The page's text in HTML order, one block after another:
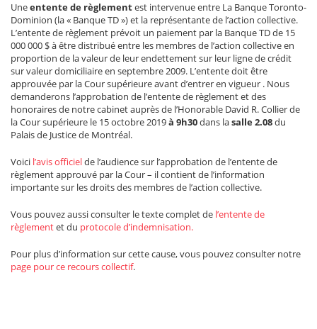
Uneentente de règlementest intervenue entre La Banque Toronto-
Dominion (la « Banque TD ») et la représentante de l’action collective.
L’entente de règlement prévoit un paiement par la Banque TD de 15
000 000 $ à être distribué entre les membres de l’action collective en
proportion de la valeur de leur endettement sur leur ligne de crédit
sur valeur domiciliaire en septembre 2009. L’entente doit être
approuvée par la Cour supérieure avant d’entrer en vigueur . Nous
demanderons l’approbation de l’entente de règlement et des
honoraires de notre cabinet auprès de l’Honorable David R. Collier de
la Cour supérieure le 15 octobre 2019à 9h30dans lasalle2.08du
Palais de Justice de Montréal.
Voici l’avis officielde l’audience sur l’approbation de l’entente de
règlement approuvé par la Cour – il contient de l’information
importante sur les droits des membres de l’action collective.
Vous pouvez aussi consulter le texte complet de l’entente de
règlementet du protocole d’indemnisation.
Pour plus d’information sur cette cause, vous pouvez consulter notre
page pour ce recours collectif.